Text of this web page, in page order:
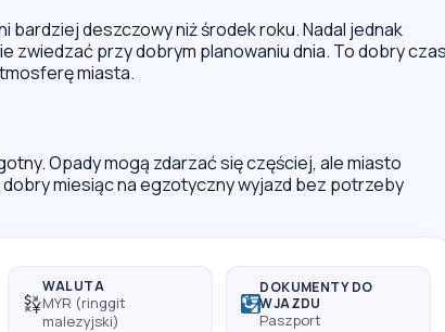
bardziej deszczowy niż środek roku. Nadal jednak
przy dobrym planowaniu dnia. To dobry
miasta.
Opady mogą zdarzać się częściej, ale miasto
miesiąc na egzotyczny wyjazd bez potrzeby
WALUTA
MYR (ringgit
malezyjski)
DOKUMENTY DO
WJAZDU
Paszport